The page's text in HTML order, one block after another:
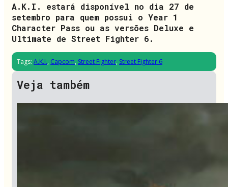
A.K.I. estará disponível no dia 27 de
setembro para quem possui o Year 1
Character Pass ou as versões Deluxe e
Ultimate de Street Fighter 6.
Tags: A.K.I., Capcom, Street Fighter, Street Fighter 6
Veja também